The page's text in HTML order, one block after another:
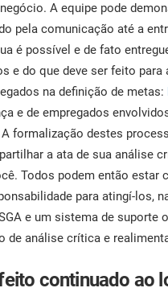
A equipe pode
pela comunicação até a
é possível e de fato
e do que deve ser feito para
na definição de metas:
e de empregados
formalização destes
a ata de sua análise
Todos podem então estar
para atingí-los,
e um sistema de suporte
de análise crítica e
continuado ao